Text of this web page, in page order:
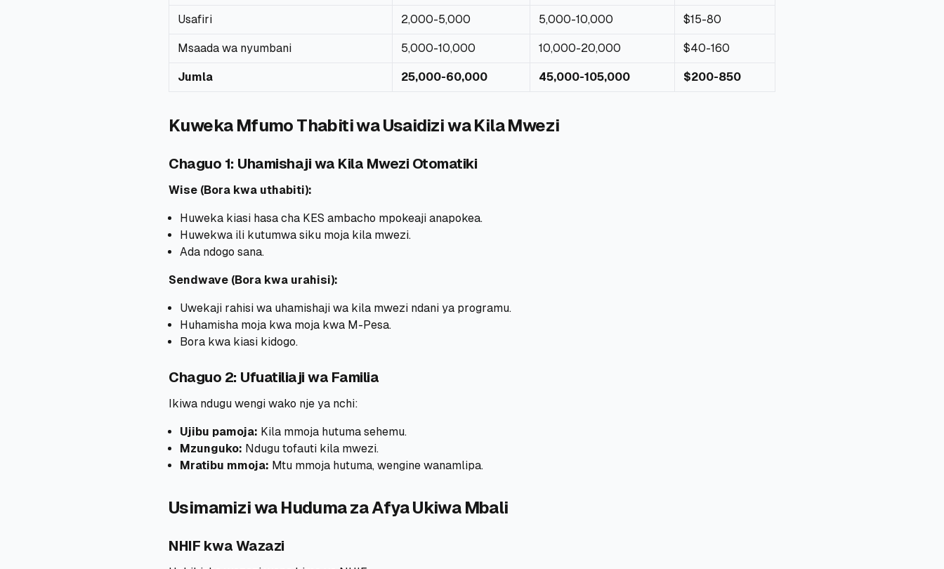
Usafiri 2,000-5,000 5,000-10,000 $15-80
Msaada wa nyumbani 5,000-10,000 10,000-20,000 $40-160
Jumla 25,000-60,000 45,000-105,000 $200-850
Kuweka Mfumo Thabiti wa Usaidizi wa Kila Mwezi
Chaguo 1: Uhamishaji wa Kila Mwezi Otomatiki
Wise (Bora kwa uthabiti):
Huweka kiasi hasa cha KES ambacho mpokeaji anapokea.
Huwekwa ili kutumwa siku moja kila mwezi.
Ada ndogo sana.
Sendwave (Bora kwa urahisi):
Uwekaji rahisi wa uhamishaji wa kila mwezi ndani ya programu.
Huhamisha moja kwa moja kwa M-Pesa.
Bora kwa kiasi kidogo.
Chaguo 2: Ufuatiliaji wa Familia
Ikiwa ndugu wengi wako nje ya nchi:
Ujibu pamoja: Kila mmoja hutuma sehemu.
Mzunguko: Ndugu tofauti kila mwezi.
Mratibu mmoja: Mtu mmoja hutuma, wengine wanamlipa.
Usimamizi wa Huduma za Afya Ukiwa Mbali
NHIF kwa Wazazi